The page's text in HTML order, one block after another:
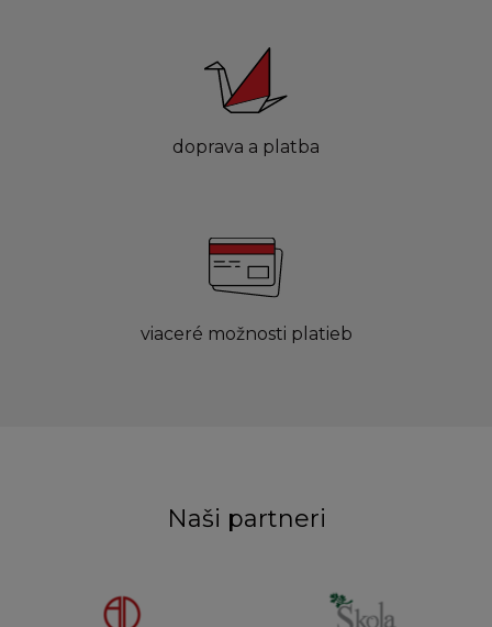
doprava a platba
viaceré možnosti platieb
Naši partneri